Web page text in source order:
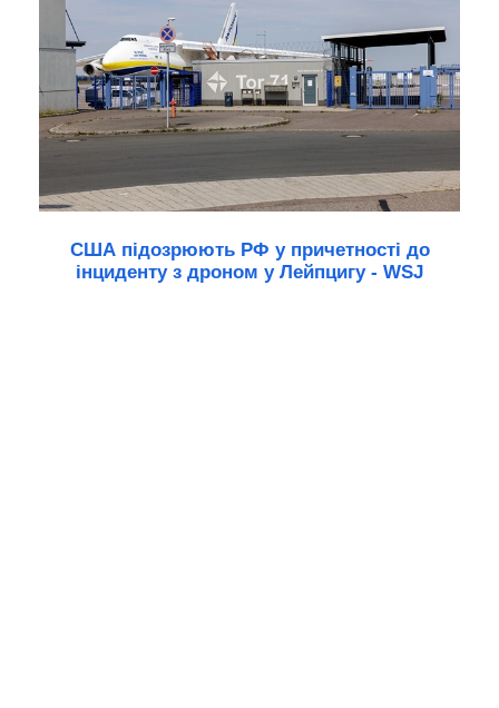
США підозрюють РФ у причетності до
інциденту з дроном у Лейпцигу - WSJ